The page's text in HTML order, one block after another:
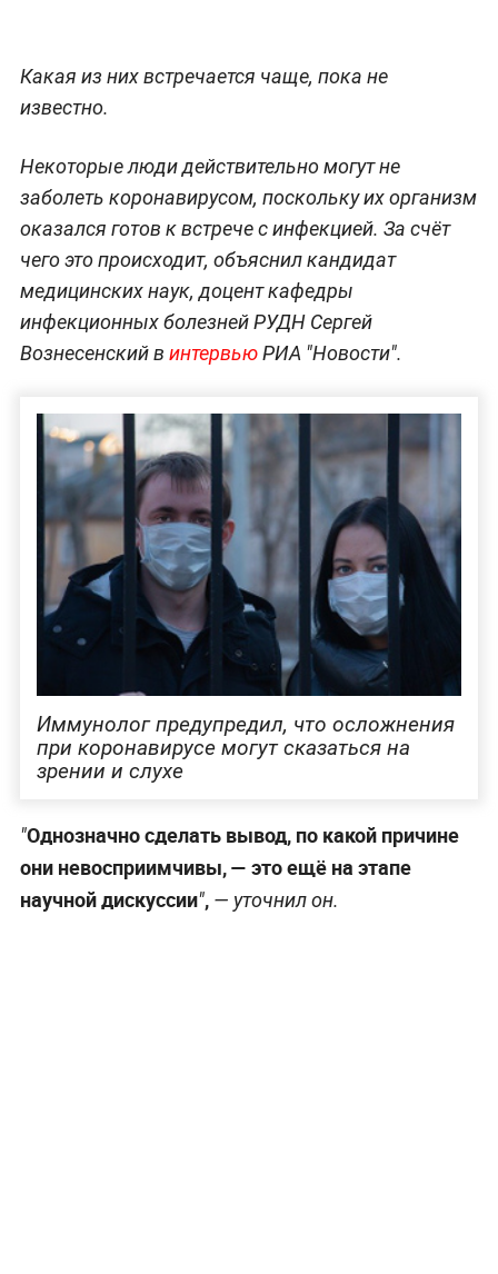
Какая из них встречается чаще, пока не
известно.
Некоторые люди действительно могут не
заболеть коронавирусом, поскольку их организм
оказался готов к встрече с инфекцией. За счёт
чего это происходит, объяснил кандидат
медицинских наук, доцент кафедры
инфекционных болезней РУДН Сергей
Вознесенский в интервьюРИА "Новости".
Иммунолог предупредил, что осложнения
при коронавирусе могут сказаться на
зрении и слухе
"Однозначно сделать вывод, по какой причине
они невосприимчивы, — это ещё на этапе
научной дискуссии",— уточнил он.